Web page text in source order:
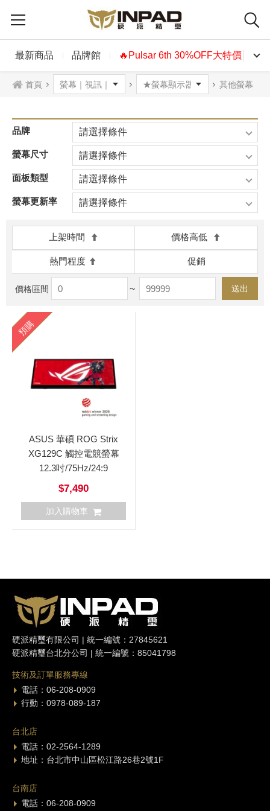
最新商品 品牌館 🔥Pulsar 6th 30%OFF大特價🔥
首頁 其他螢幕
品牌 請選擇條件
螢幕尺寸 請選擇條件
面板類型 請選擇條件
螢幕更新率 請選擇條件
上架時間 價格高低
熱門程度 促銷
價格區間 ~ 送出
預購
ASUS 華碩 ROG Strix
XG129C 觸控電競螢幕
12.3吋/75Hz/24:9
$7,490
加入購物車
硬派精璽有限公司 | 統一編號：27845621
硬派精璽台北分公司 | 統一編號：85041798
技術及訂單服務專線
電話：06-208-0909
行動：0978-089-187
台北店
電話：02-2564-1289
地址：台北市中山區松江路26巷2號1F
台南店
電話：06-208-0909